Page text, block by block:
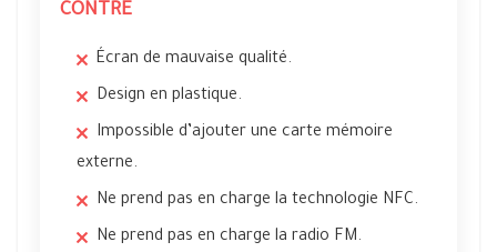
CONTRE
Écran de mauvaise qualité.
Design en plastique.
Impossible d’ajouter une carte mémoire
externe.
Ne prend pas en charge la technologie NFC.
Ne prend pas en charge la radio FM.